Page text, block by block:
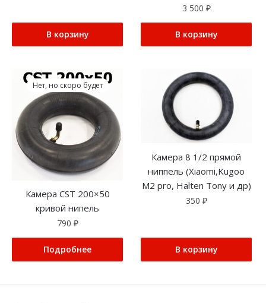
В корзину
3 500 ₽
В корзину
Нет, но скоро будет
Камера CST 200×50
кривой нипель
790 ₽
Подробнее
Камера 8 1/2 прямой
ниппель (Xiaomi,Kugoo
M2 pro, Halten Tony и др)
350 ₽
В корзину